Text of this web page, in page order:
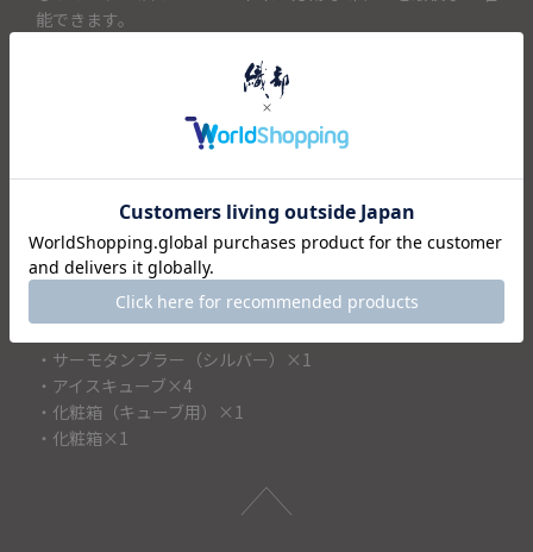
能できます。
冷・保温力を発揮。結露を防ぎ、温かい飲み物を入れても外
遊び心のあるトランプ柄のキューブと、スタイリッシュなブ
ラックの箱に収められた高級感漂うビジュアルは、結婚祝い
や誕生日、父の日などのギフトに最適です。日常の何気ない
一杯を贅沢な時間へと格上げします。飲み物を選ばず、性別
や年齢を問わず喜ばれるため、大切な方への贈り物としてお
すすめです。
・サーモタンブラー（シルバー）×1
・アイスキューブ×4
・化粧箱（キューブ用）×1
・化粧箱×1